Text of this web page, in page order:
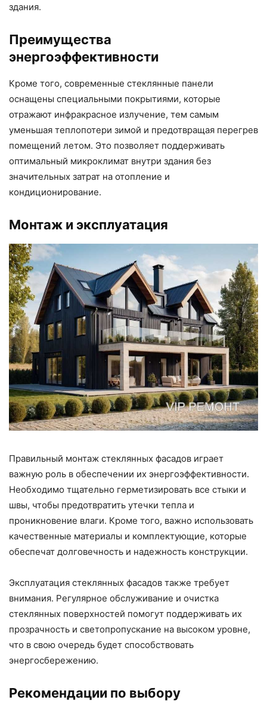
здания.
Преимущества
энергоэффективности
Кроме того, современные стеклянные панели
оснащены специальными покрытиями, которые
отражают инфракрасное излучение, тем самым
уменьшая теплопотери зимой и предотвращая перегрев
помещений летом. Это позволяет поддерживать
оптимальный микроклимат внутри здания без
значительных затрат на отопление и
кондиционирование.
Монтаж и эксплуатация
Правильный монтаж стеклянных фасадов играет
важную роль в обеспечении их энергоэффективности.
Необходимо тщательно герметизировать все стыки и
швы, чтобы предотвратить утечки тепла и
проникновение влаги. Кроме того, важно использовать
качественные материалы и комплектующие, которые
обеспечат долговечность и надежность конструкции.
Эксплуатация стеклянных фасадов также требует
внимания. Регулярное обслуживание и очистка
стеклянных поверхностей помогут поддерживать их
прозрачность и светопропускание на высоком уровне,
что в свою очередь будет способствовать
энергосбережению.
Рекомендации по выбору